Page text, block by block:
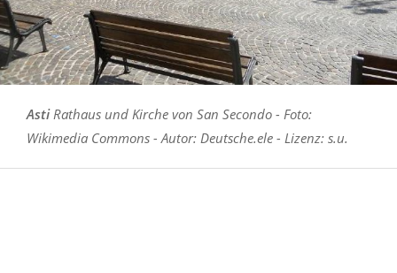
AstiRathaus und Kirche von San Secondo - Foto:
Wikimedia Commons - Autor: Deutsche.ele - Lizenz: s.u.